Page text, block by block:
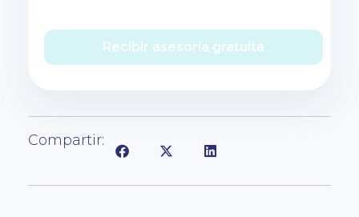
Recibir asesoría gratuita
Compartir: